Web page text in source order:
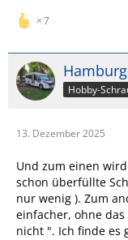
7
Hobby-
13. Dezember 2025
Und zum einen
schon überfüllte
nur wenig ). Zum
einfacher, ohne
nicht ". Ich finde es